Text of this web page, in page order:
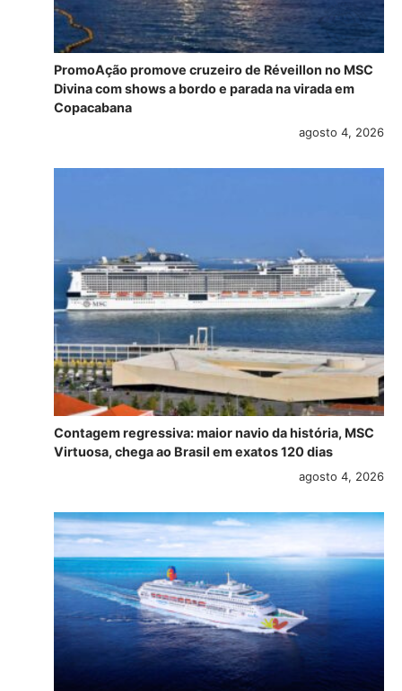
PromoAção promove cruzeiro de Réveillon no MSC
Divina com shows a bordo e parada na virada em
Copacabana
agosto 4, 2026
Contagem regressiva: maior navio da história, MSC
Virtuosa, chega ao Brasil em exatos 120 dias
agosto 4, 2026